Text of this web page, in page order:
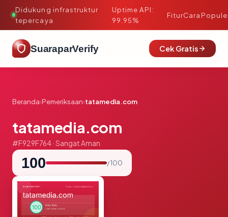
Didukung infrastruktur
tepercaya
·
Uptime API:
99.95%
FiturCara
SuaraparVerify Cek Gratis
Beranda›Pemeriksaan›tatamedia.com
tatamedia.com
#F929F764 · Sangat Aman
100 / 100